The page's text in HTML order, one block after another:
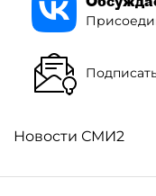
Новости СМИ2